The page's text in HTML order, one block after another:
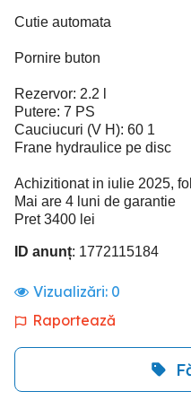
Cutie automata
Pornire buton
Rezervor: 2.2 l
Putere: 7 PS
Cauciucuri (V H): 60 1
Frane hydraulice pe disc
Achizitionat in iulie 2025,
Mai are 4 luni de garantie
Pret 3400 lei
ID anunț: 1772115184
Vizualizări: 0
Raportează